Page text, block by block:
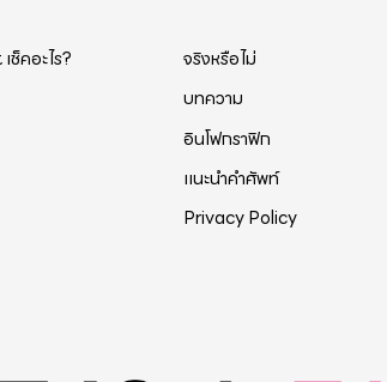
คอะไร?
จริงหรือไม่
บทความ
อินโฟกราฟิก
แนะนำคำศัพท์
Privacy Policy